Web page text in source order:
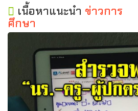
เนื้อหาแนะนำ ข่าวการ
ศึกษา